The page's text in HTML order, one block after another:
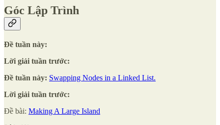
Góc Lập Trình
Đề tuần này:
Lời giải tuần trước:
Đề tuần này: Swapping Nodes in a Linked List.
Lời giải tuần trước:
Đề bài: Making A Large Island